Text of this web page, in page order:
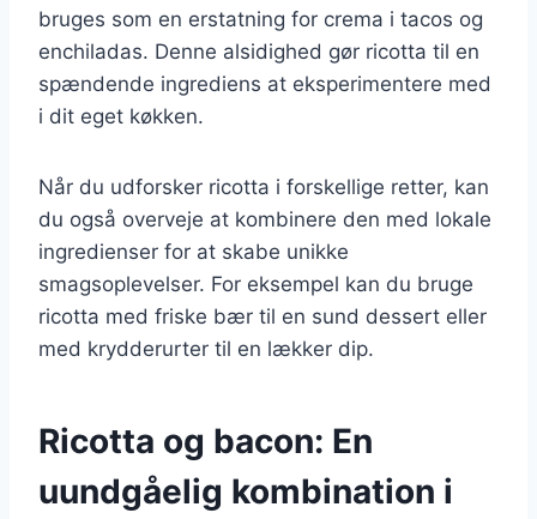
bruges som en erstatning for crema i tacos og
enchiladas. Denne alsidighed gør ricotta til en
spændende ingrediens at eksperimentere med
i dit eget køkken.
Når du udforsker ricotta i forskellige retter, kan
du også overveje at kombinere den med lokale
ingredienser for at skabe unikke
smagsoplevelser. For eksempel kan du bruge
ricotta med friske bær til en sund dessert eller
med krydderurter til en lækker dip.
Ricotta og bacon: En
uundgåelig kombination i